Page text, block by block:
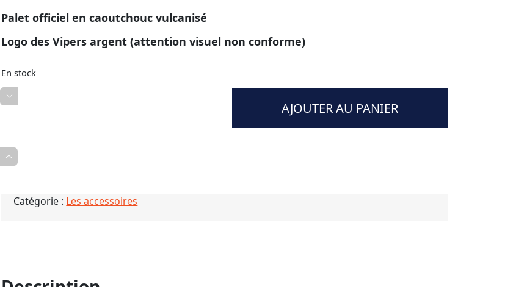
Palet officiel en caoutchouc vulcanisé
Logo des Vipers argent (attention visuel non conforme)
En stock
quantité
de
AJOUTER AU PANIER
Catégorie : Les accessoires